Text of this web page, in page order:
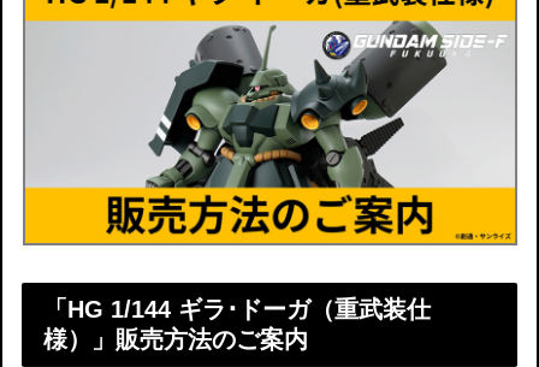
「HG 1/144 ギラ･ドーガ（重武装仕
様）」販売方法のご案内